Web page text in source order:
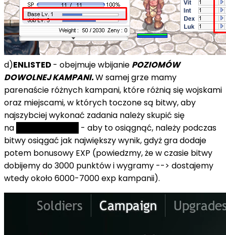
d)ENLISTED - obejmuje wbijanie POZIOMÓW
DOWOLNEJ KAMPANI.W samej grze mamy
parenaście różnych kampani, które różnią się wojskami
oraz miejscami, w których toczone są bitwy, aby
najszybciej wykonać zadania należy skupić się
na
- aby to osiągnąć, należy podczas
bitwy osiągać jak największy wynik, gdyż gra dodaje
potem bonusowy EXP (powiedzmy, że w czasie bitwy
dobijemy do 3000 punktów i wygramy --> dostajemy
wtedy około 6000-7000 exp kampanii).